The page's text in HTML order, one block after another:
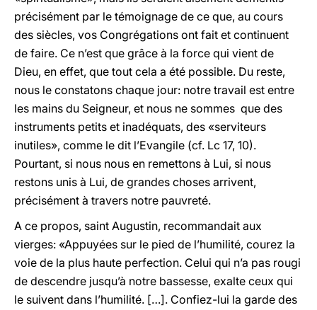
précisément par le témoignage de ce que, au cours
des siècles, vos Congrégations ont fait et continuent
de faire. Ce n’est que grâce à la force qui vient de
Dieu, en effet, que tout cela a été possible. Du reste,
nous le constatons chaque jour: notre travail est entre
les mains du Seigneur, et nous ne sommes que des
instruments petits et inadéquats, des «serviteurs
inutiles», comme le dit l’Evangile (cf. Lc 17, 10).
Pourtant, si nous nous en remettons à Lui, si nous
restons unis à Lui, de grandes choses arrivent,
précisément à travers notre pauvreté.
A ce propos, saint Augustin, recommandait aux
vierges: «Appuyées sur le pied de l’humilité, courez la
voie de la plus haute perfection. Celui qui n’a pas rougi
de descendre jusqu’à notre bassesse, exalte ceux qui
le suivent dans l’humilité. […]. Confiez-lui la garde des